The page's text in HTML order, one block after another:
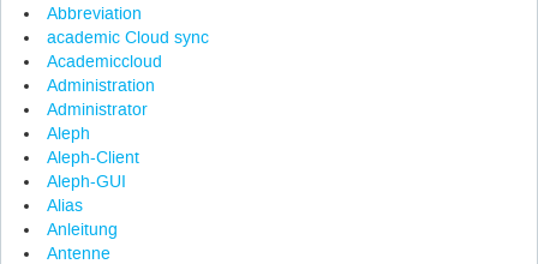
Abbreviation
academic Cloud sync
Academiccloud
Administration
Administrator
Aleph
Aleph-Client
Aleph-GUI
Alias
Anleitung
Antenne